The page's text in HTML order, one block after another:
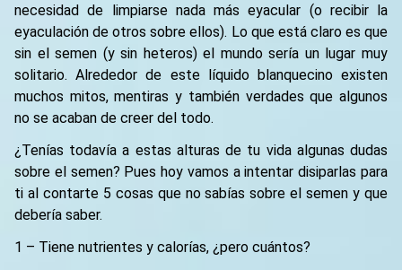
necesidad de limpiarse nada más eyacular (o recibir la
eyaculación de otros sobre ellos). Lo que está claro es que
sin el semen (y sin heteros) el mundo sería un lugar muy
solitario. Alrededor de este líquido blanquecino existen
muchos mitos, mentiras y también verdades que algunos
no se acaban de creer del todo.
¿Tenías todavía a estas alturas de tu vida algunas dudas
sobre el semen? Pues hoy vamos a intentar disiparlas para
ti al contarte 5 cosas que no sabías sobre el semen y que
debería saber.
1 – Tiene nutrientes y calorías, ¿pero cuántos?